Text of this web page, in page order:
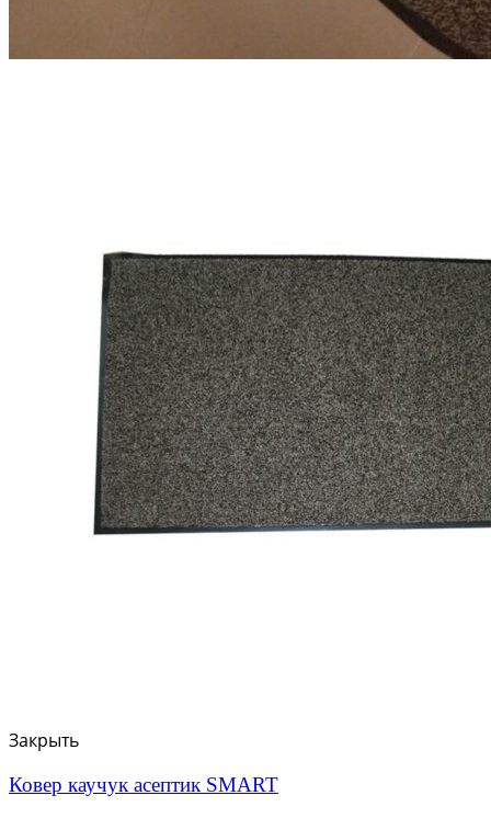
Закрыть
Ковер каучук асептик SMART